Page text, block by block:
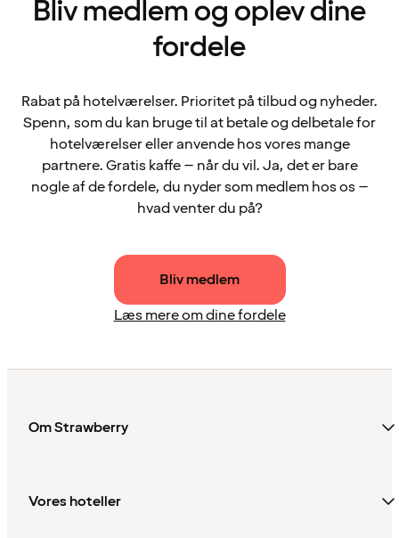
Bliv medlem og oplev dine
fordele
Rabat på hotelværelser. Prioritet på tilbud og nyheder.
Spenn, som du kan bruge til at betale og delbetale for
hotelværelser eller anvende hos vores mange
partnere. Gratis kaffe – når du vil. Ja, det er bare
nogle af de fordele, du nyder som medlem hos os –
hvad venter du på?
Bliv medlem
Læs mere om dine fordele
Om Strawberry
Vores hoteller